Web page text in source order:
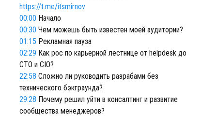
https://t.me/itsmirnov
00:00 Начало
00:30 Чем можешь быть известен моей аудитории?
01:15 Рекламная пауза
02:29 Как рос по карьерной лестнице от helpdesk до
CTO и CIO?
22:58 Сложно ли руководить разрабами без
технического бэкграунда?
29:28 Почему решил уйти в консалтинг и развитие
сообщества менеджеров?